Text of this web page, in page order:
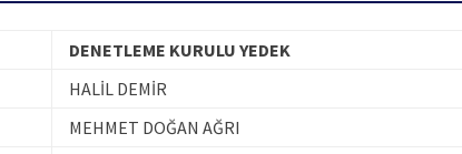
DENETLEME KURULU YEDEK
HALİL DEMİR
MEHMET DOĞAN AĞRI